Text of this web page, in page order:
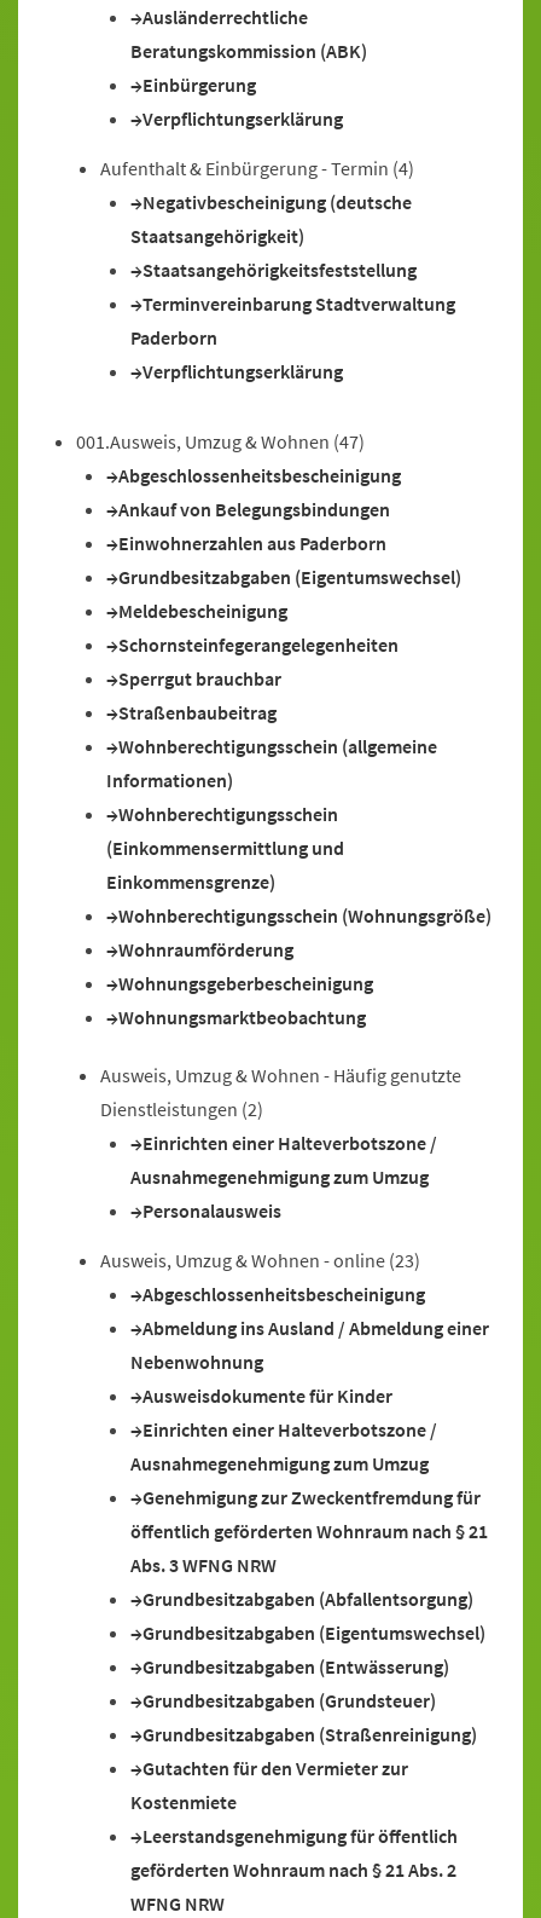
Ausländerrechtliche
Beratungskommission (ABK)
Einbürgerung
Verpflichtungserklärung
Aufenthalt & Einbürgerung - Termin (4)
Negativbescheinigung (deutsche
Staatsangehörigkeit)
Staatsangehörigkeitsfeststellung
Terminvereinbarung Stadtverwaltung
Paderborn
Verpflichtungserklärung
001.Ausweis, Umzug & Wohnen (47)
Abgeschlossenheitsbescheinigung
Ankauf von Belegungsbindungen
Einwohnerzahlen aus Paderborn
Grundbesitzabgaben (Eigentumswechsel)
Meldebescheinigung
Schornsteinfegerangelegenheiten
Sperrgut brauchbar
Straßenbaubeitrag
Wohnberechtigungsschein (allgemeine
Informationen)
Wohnberechtigungsschein
(Einkommensermittlung und
Einkommensgrenze)
Wohnberechtigungsschein (Wohnungsgröße)
Wohnraumförderung
Wohnungsgeberbescheinigung
Wohnungsmarktbeobachtung
Ausweis, Umzug & Wohnen - Häufig genutzte
Dienstleistungen (2)
Einrichten einer Halteverbotszone /
Ausnahmegenehmigung zum Umzug
Personalausweis
Ausweis, Umzug & Wohnen - online (23)
Abgeschlossenheitsbescheinigung
Abmeldung ins Ausland / Abmeldung einer
Nebenwohnung
Ausweisdokumente für Kinder
Einrichten einer Halteverbotszone /
Ausnahmegenehmigung zum Umzug
Genehmigung zur Zweckentfremdung für
öffentlich geförderten Wohnraum nach § 21
Abs. 3 WFNG NRW
Grundbesitzabgaben (Abfallentsorgung)
Grundbesitzabgaben (Eigentumswechsel)
Grundbesitzabgaben (Entwässerung)
Grundbesitzabgaben (Grundsteuer)
Grundbesitzabgaben (Straßenreinigung)
Gutachten für den Vermieter zur
Kostenmiete
Leerstandsgenehmigung für öffentlich
geförderten Wohnraum nach § 21 Abs. 2
WFNG NRW